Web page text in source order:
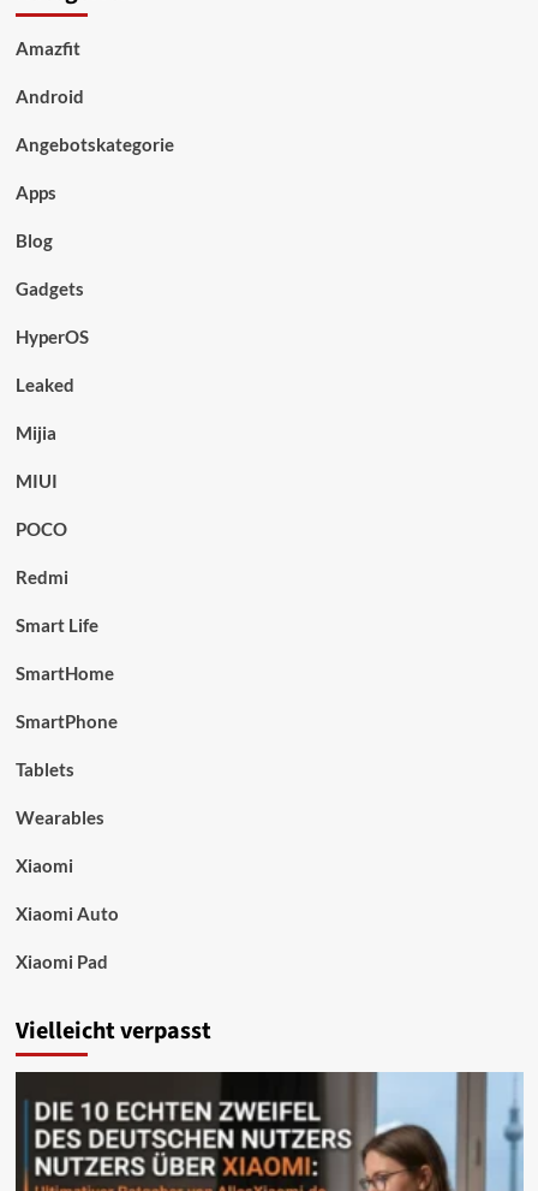
Amazfit
Android
Angebotskategorie
Apps
Blog
Gadgets
HyperOS
Leaked
Mijia
MIUI
POCO
Redmi
Smart Life
SmartHome
SmartPhone
Tablets
Wearables
Xiaomi
Xiaomi Auto
Xiaomi Pad
Vielleicht verpasst